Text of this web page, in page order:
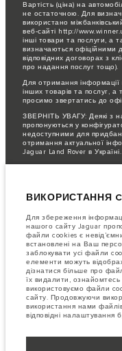
Вартість (ціна) на
не остаточною. Для
використано
веб-сайті http://
інші товари та послуги, а
визначаються офіційними
відповідних договорах з
про надання послуг тощо).
Для отримання інформації
інших товарів та послуг, а
просимо звертатись до
ЗВЕРНІТЬ УВАГУ: Деякі з
пропонуються у
недоступними для
отримання актуальної
Jaguar Land Rover в Україні.
динамічна ситуація, і, як
специфікації, опції,
ласка, зв'яжіться з
інформації.
Jaguar Land Rover Limited
характеристики, дизайн і
аксесуарів, зміни
право вносити зміни без
можуть відрізнятися від
моделі. Інформація,
цьому веб-сайті базуються
відрізнятися від ринку до
повідомлення. Деякі
від запропонованих у
зв'яжіться з офіційним
ВИКОРИСТАННЯ
Для збереження
нашого сайту Jaguar
файли cookies є
встановлені на Ваш
заблокувати усі файли
елементи можуть
дізнатися більше про
їх видалити,
використовуємо файли
сайту. Продовжуючи
використання нами
відповідні налаштування